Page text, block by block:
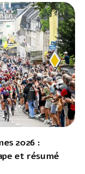
2026 :
et résumé